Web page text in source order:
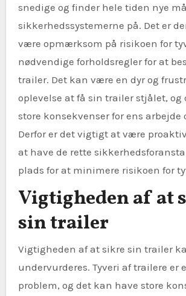
snedige og finder hele tiden nye
sikkerhedssystemerne på. Det er
være opmærksom på risikoen for
nødvendige forholdsregler for at
trailer. Det kan være en dyr og
oplevelse at få sin trailer stjålet, og
store konsekvenser for ens arbejde
Derfor er det vigtigt at være
at have de rette
plads for at minimere risikoen for
Vigtigheden af at
sin trailer
Vigtigheden af at sikre sin trailer
undervurderes. Tyveri af trailere er
problem, og det kan have store